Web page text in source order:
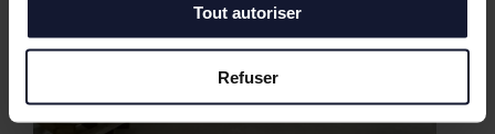
Tout autoriser
Refuser